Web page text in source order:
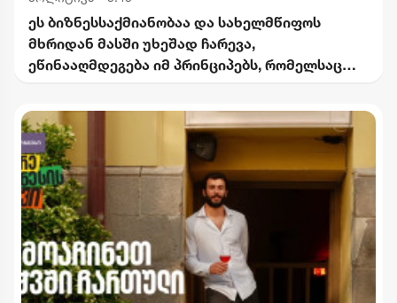
ეს ბიზნესსაქმიანობაა და სახელმწიფოს
მხრიდან მასში უხეშად ჩარევა,
ეწინააღმდეგება იმ პრინციპებს, რომელსაც
"ინტერრაოს" დასანქცირებაზე